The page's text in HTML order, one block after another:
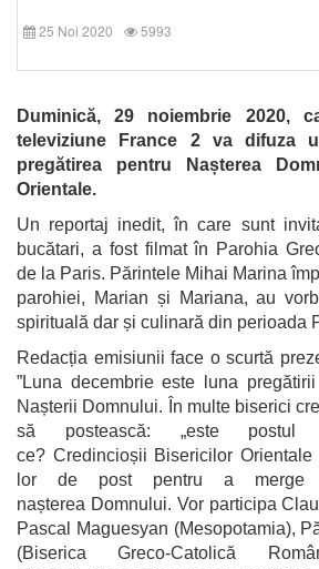
25 Noi 2020 5993
Duminică,29 noiembrie 2020,
televiziune France 2 vadifuza
pregătirea pentru Nașterea
Orientale.
Un reportaj inedit, în care sunt
bucătari, a fost filmat în Parohia
de la Paris. Părintele Mihai Marina
parohiei, Marian și Mariana, au
spirituală dar și culinară din perioada
Redacția emisiunii face o scurtă
”Luna decembrie este luna
Nașterii Domnului. În multe biserici
să postească: „este postul
ce? Credincioșii Bisericilor
lor de post pentru a merge
nașterea Domnului. Vor participa
Pascal Maguesyan (Mesopotamia),
(Biserica Greco-Catolică